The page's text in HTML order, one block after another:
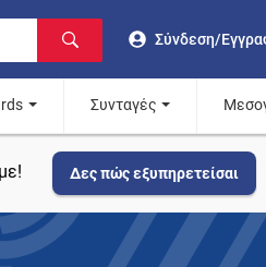
Σύνδεση/
Συνταγές
Δες πώς εξυπηρετείσαι